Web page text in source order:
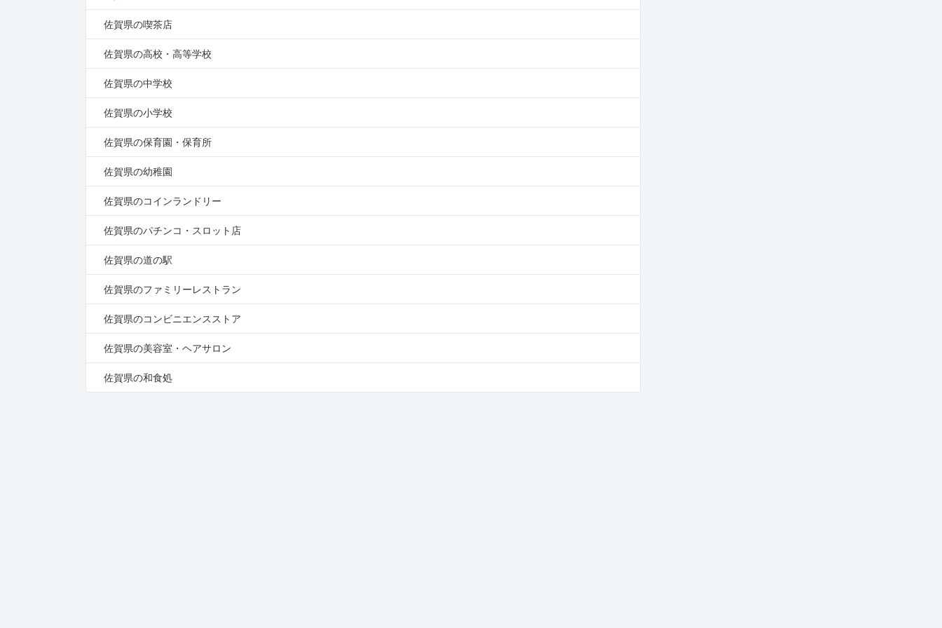
佐賀県の喫茶店
佐賀県の高校・高等学校
佐賀県の中学校
佐賀県の小学校
佐賀県の保育園・保育所
佐賀県の幼稚園
佐賀県のコインランドリー
佐賀県のパチンコ・スロット店
佐賀県の道の駅
佐賀県のファミリーレストラン
佐賀県のコンビニエンスストア
佐賀県の美容室・ヘアサロン
佐賀県の和食処